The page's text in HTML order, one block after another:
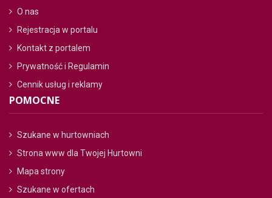
O nas
Rejestracja w portalu
Kontakt z portalem
Prywatność i Regulamin
Cennik usług i reklamy
POMOCNE
Szukane w hurtowniach
Strona www dla Twojej Hurtowni
Mapa strony
Szukane w ofertach